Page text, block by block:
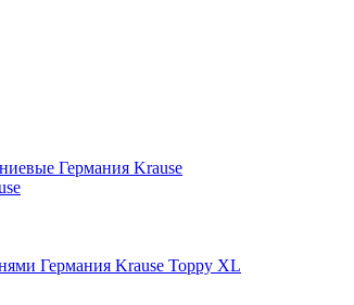
Германия Krause
Германия Krause Toppy XL